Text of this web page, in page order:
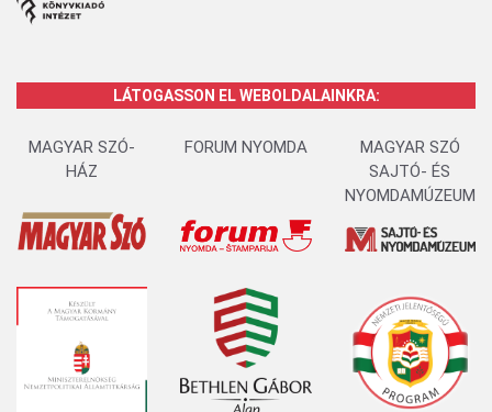
LÁTOGASSON EL WEBOLDALAINKRA:
MAGYAR SZÓ-
HÁZ
FORUM NYOMDA
MAGYAR SZÓ
SAJTÓ- ÉS
NYOMDAMÚZEUM